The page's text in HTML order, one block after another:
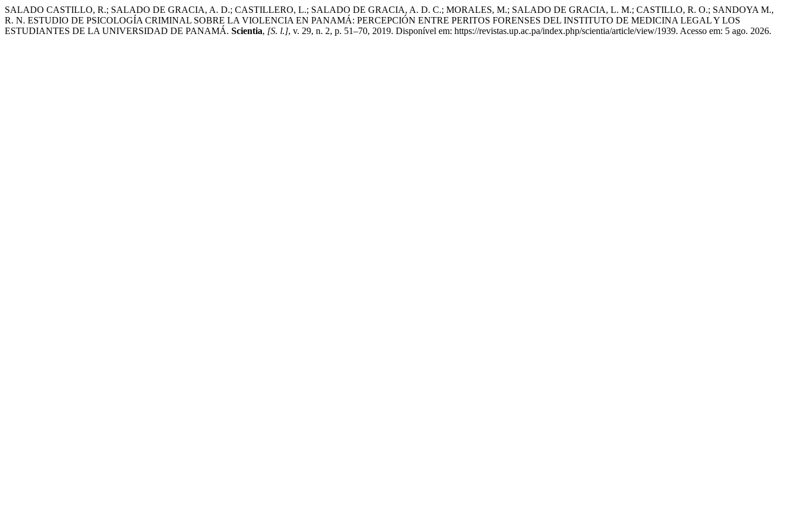
SALADO CASTILLO, R.; SALADO DE GRACIA, A. D.; CASTILLERO, L.; SALADO DE GRACIA, A. D. C.; MORALES, M.; SALADO DE GRACIA, L. M.; CASTILLO, R. O.; SANDOYA M.,
R. N. ESTUDIO DE PSICOLOGÍA CRIMINAL SOBRE LA VIOLENCIA EN PANAMÁ: PERCEPCIÓN ENTRE PERITOS FORENSES DEL INSTITUTO DE MEDICINA LEGAL Y LOS
ESTUDIANTES DE LA UNIVERSIDAD DE PANAMÁ. Scientia, [S. l.], v. 29, n. 2, p. 51–70, 2019. Disponível em: https://revistas.up.ac.pa/index.php/scientia/article/view/1939. Acesso em: 5 ago. 2026.